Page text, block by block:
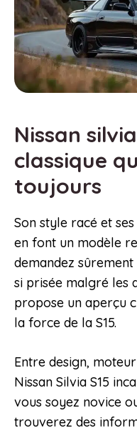
Nissan
classique
toujours
Son style racé et
en font un modèle
demandez
si prisée malgré les
propose un aperçu
la force de la S15.
Entre design,
Nissan Silvia S15
vous soyez novice
trouverez des